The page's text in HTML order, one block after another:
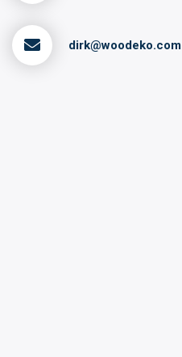
dirk@woodeko.com